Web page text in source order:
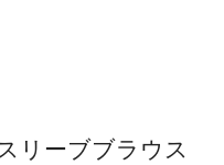
リーブブラウス